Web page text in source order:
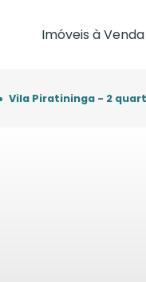
Imóveis à Venda
Vila Piratininga - 2